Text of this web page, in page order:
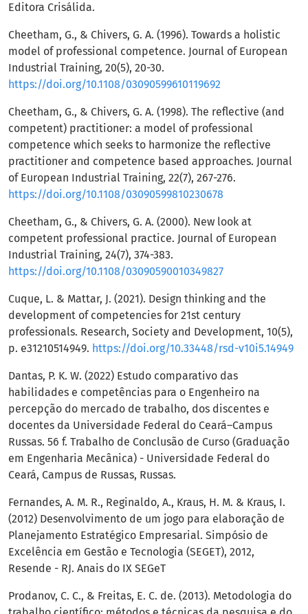
Editora Crisálida.
Cheetham, G., & Chivers, G. A. (1996). Towards a holistic
model of professional competence. Journal of European
Industrial Training, 20(5), 20-30.
https://doi.org/10.1108/03090599610119692
Cheetham, G., & Chivers, G. A. (1998). The reflective (and
competent) practitioner: a model of professional
competence which seeks to harmonize the reflective
practitioner and competence based approaches. Journal
of European Industrial Training, 22(7), 267-276.
https://doi.org/10.1108/03090599810230678
Cheetham, G., & Chivers, G. A. (2000). New look at
competent professional practice. Journal of European
Industrial Training, 24(7), 374-383.
https://doi.org/10.1108/03090590010349827
Cuque, L. & Mattar, J. (2021). Design thinking and the
development of competencies for 21st century
professionals. Research, Society and Development, 10(5),
p. e31210514949. https://doi.org/10.33448/rsd-v10i5.14949
Dantas, P. K. W. (2022) Estudo comparativo das
habilidades e competências para o Engenheiro na
percepção do mercado de trabalho, dos discentes e
docentes da Universidade Federal do Ceará–Campus
Russas. 56 f. Trabalho de Conclusão de Curso (Graduação
em Engenharia Mecânica) - Universidade Federal do
Ceará, Campus de Russas, Russas.
Fernandes, A. M. R., Reginaldo, A., Kraus, H. M. & Kraus, I.
(2012) Desenvolvimento de um jogo para elaboração de
Planejamento Estratégico Empresarial. Simpósio de
Excelência em Gestão e Tecnologia (SEGET), 2012,
Resende - RJ. Anais do IX SEGeT
Prodanov, C. C., & Freitas, E. C. de. (2013). Metodologia do